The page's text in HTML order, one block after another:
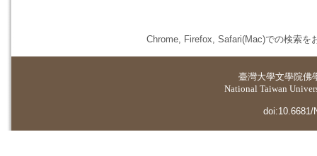
Chrome, Firefox, Safari(Mac)での検索を
臺灣大學文學院佛
National Taiwan
doi:10.6681/